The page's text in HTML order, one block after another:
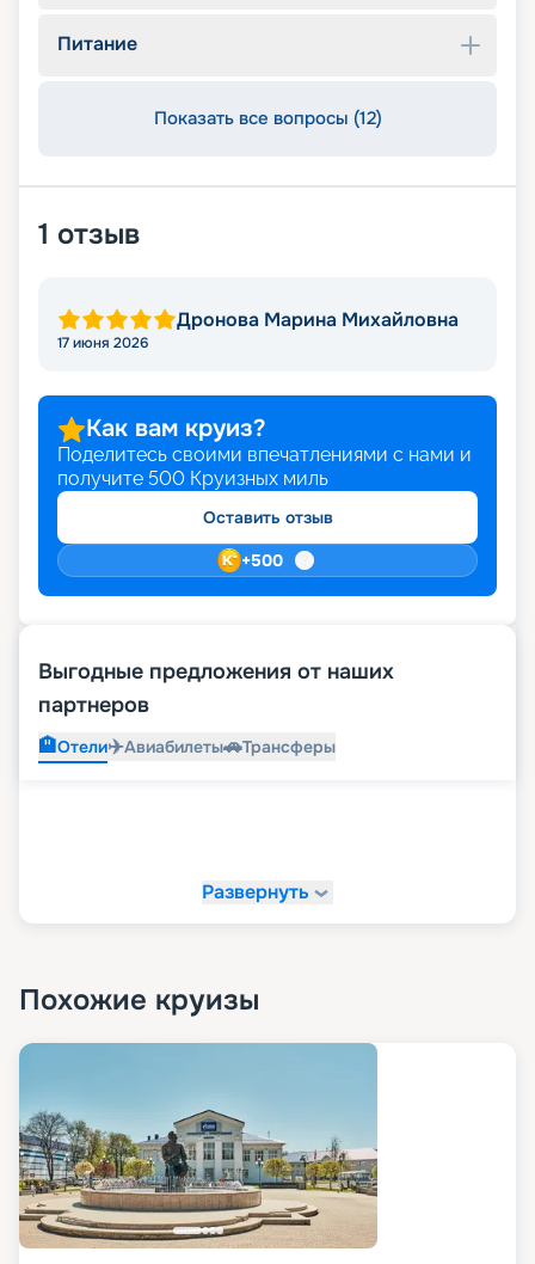
Питание
Показать все вопросы (12)
1 отзыв
Дронова Марина Михайловна
17 июня 2026
Как вам круиз?
Поделитесь своими впечатлениями с нами и
получите 500 Круизных миль
Оставить отзыв
+500
Выгодные предложения от наших
партнеров
🏨Отели✈️Авиабилеты🚗Трансферы
Развернуть
Похожие круизы